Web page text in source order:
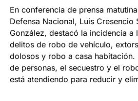
En conferencia de prensa
Defensa Nacional, Luis Cresencio
González, destacó la incidencia a
delitos de robo de vehículo,
dolosos y robo a casa habitación.
de personas, el secuestro y el
está atendiendo para reducir y